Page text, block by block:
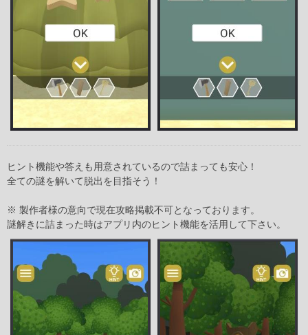
ヒント機能や答えも用意されているので詰まっても安心！
全ての謎を解いて脱出を目指そう！
※ 製作者様の意向で現在攻略掲載不可となっております。
謎解きに詰まった時はアプリ内のヒント機能を活用して下さい。